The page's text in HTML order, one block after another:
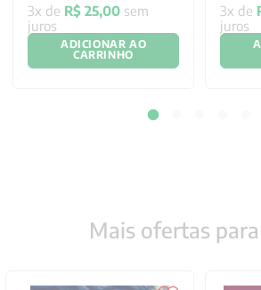
3x de R$ 25,00 sem
juros
ADICIONAR AO
CARRINHO
3x de
juros
Mais ofertas